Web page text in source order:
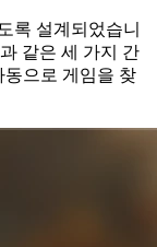
록 설계되었습니
같은 세 가지 간
동으로 게임을 찾